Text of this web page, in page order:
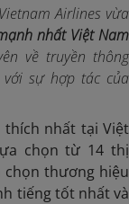
Vietnam Airlines vừa
nhất Việt Nam
về truyền thông
sự hợp tác của
nhất tại Việt
chọn từ 14 thị
chọn thương hiệu
tiếng tốt nhất và